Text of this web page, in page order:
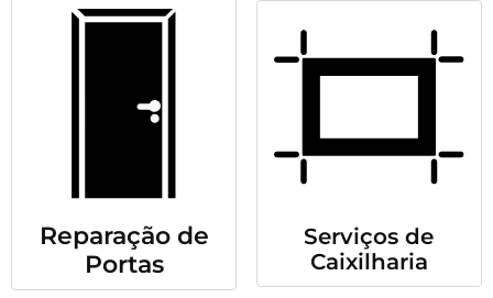
Reparação de
Portas
Serviços de
Caixilharia